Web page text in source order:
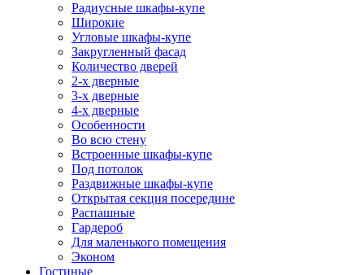
Радиусные шкафы-купе
Широкие
Угловые шкафы-купе
Закругленный фасад
Количество дверей
2-х дверные
3-х дверные
4-х дверные
Особенности
Во всю стену
Встроенные шкафы-купе
Под потолок
Раздвижные шкафы-купе
Открытая секция посередине
Распашные
Гардероб
Для маленького помещения
Эконом
Гостиные